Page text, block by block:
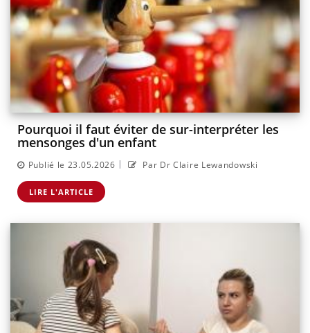
Pourquoi il faut éviter de sur-interpréter les
mensonges d'un enfant
Publié le 23.05.2026 | Par Dr Claire Lewandowski
LIRE L'ARTICLE